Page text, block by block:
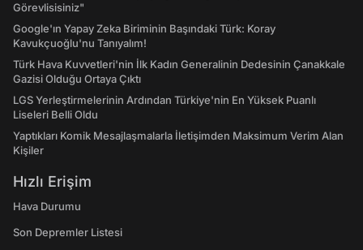
Görevlisisiniz"
Google'ın Yapay Zeka Biriminin Başındaki Türk: Koray
Kavukçuoğlu'nu Tanıyalım!
Türk Hava Kuvvetleri'nin İlk Kadın Generalinin Dedesinin Çanakkale
Gazisi Olduğu Ortaya Çıktı
LGS Yerleştirmelerinin Ardından Türkiye'nin En Yüksek Puanlı
Liseleri Belli Oldu
Yaptıkları Komik Mesajlaşmalarla İletişimden Maksimum Verim Alan
Kişiler
Hızlı Erişim
Hava Durumu
Son Depremler Listesi